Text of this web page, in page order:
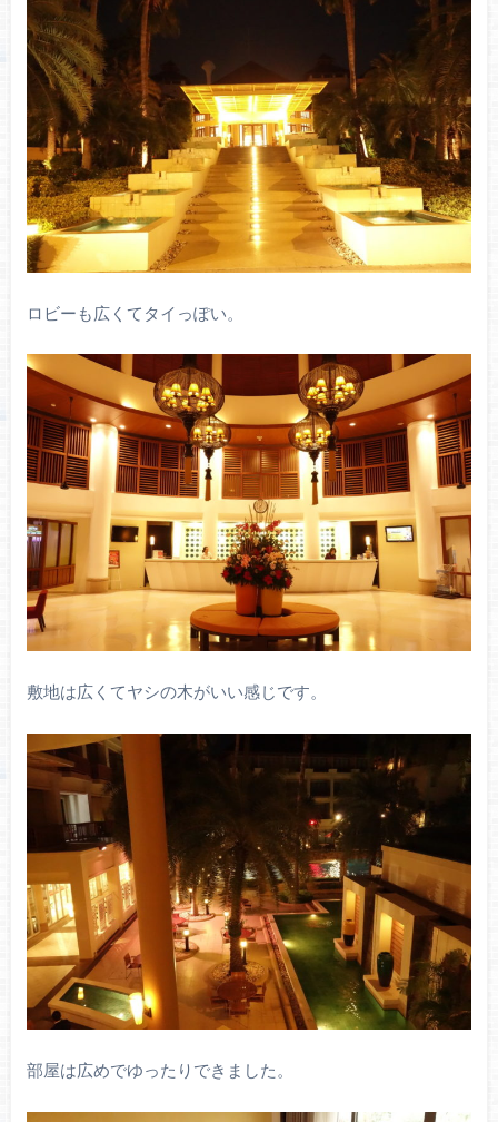
ロビーも広くてタイっぽい。
敷地は広くてヤシの木がいい感じです。
部屋は広めでゆったりできました。